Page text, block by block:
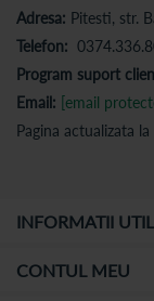
Adresa: Pitesti, str.
Telefon:
Program suport
Email: [email
Pagina actualizata
INFORMATII
CONTUL MEU